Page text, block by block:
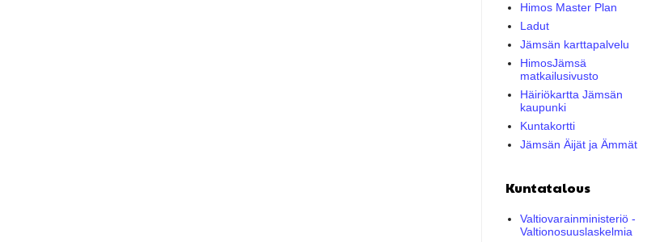
Himos Master Plan
Ladut
Jämsän karttapalvelu
HimosJämsä
matkailusivusto
Häiriökartta Jämsän
kaupunki
Kuntakortti
Jämsän Äijät ja Ämmät
Kuntatalous
Valtiovarainministeriö -
Valtionosuuslaskelmia